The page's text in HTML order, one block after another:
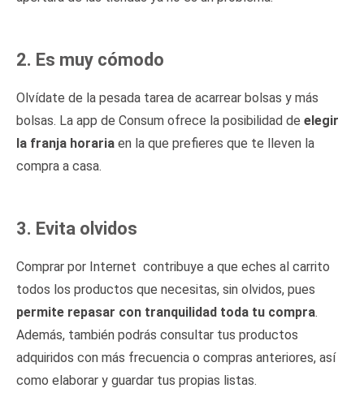
2. Es muy cómodo
Olvídate de la pesada tarea de acarrear bolsas y más
bolsas. La app de Consum ofrece la posibilidad de elegir
la franja horaria en la que prefieres que te lleven la
compra a casa.
3. Evita olvidos
Comprar por Internet contribuye a que eches al carrito
todos los productos que necesitas, sin olvidos, pues
permite repasar con tranquilidad toda tu compra.
Además, también podrás consultar tus productos
adquiridos con más frecuencia o compras anteriores, así
como elaborar y guardar tus propias listas.